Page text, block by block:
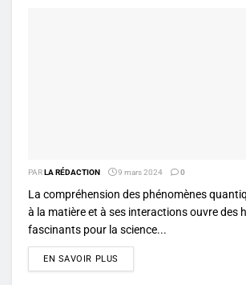
PARLA RÉDACTION 9 mars 2024 0
La compréhension des phénomènes
à la matière et à ses interactions ouvre des
fascinants pour la science...
EN SAVOIR PLUS